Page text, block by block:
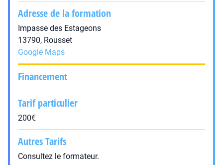
Adresse de la formation
Impasse des Estageons
13790, Rousset
Google Maps
Financement
Tarif particulier
200€
Autres Tarifs
Consultez le formateur.